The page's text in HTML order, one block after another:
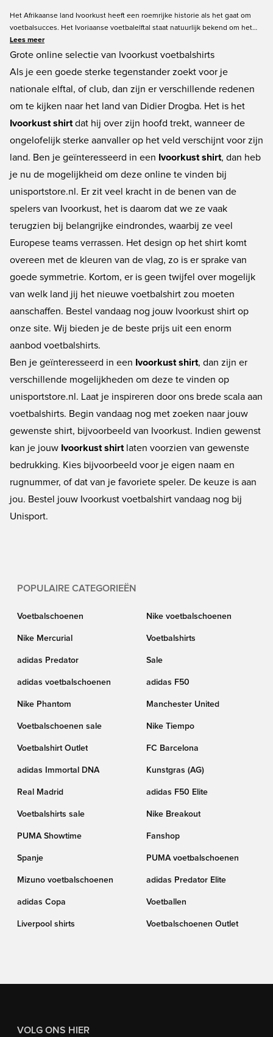
Het Afrikaanse land Ivoorkust heeft een roemrijke historie als het gaat om
voetbalsucces. Het Ivoriaanse voetbalelftal staat natuurlijk bekend om het
voortbrengen van een aantal grote historische spelers als Didier Drogba,
Salomon Kalou en Kolo Touré. Het Ivoorkust shirt bestel je natuurlijk bij
op je Ivoorkust voetbalshirt. Bekijk hieronder het grote assortiment op
unisportstore.nl.
Lees meer
Grote online selectie van Ivoorkust voetbalshirts
Als je een goede sterke tegenstander zoekt voor je
nationale elftal, of club, dan zijn er verschillende redenen
om te kijken naar het land van Didier Drogba. Het is het
Ivoorkust shirt dat hij over zijn hoofd trekt, wanneer de
ongelofelijk sterke aanvaller op het veld verschijnt voor zijn
land. Ben je geïnteresseerd in een Ivoorkust shirt, dan heb
je nu de mogelijkheid om deze online te vinden bij
unisportstore.nl. Er zit veel kracht in de benen van de
spelers van Ivoorkust, het is daarom dat we ze vaak
terugzien bij belangrijke eindrondes, waarbij ze veel
Europese teams verrassen. Het design op het shirt komt
overeen met de kleuren van de vlag, zo is er sprake van
goede symmetrie. Kortom, er is geen twijfel over mogelijk
van welk land jij het nieuwe voetbalshirt zou moeten
aanschaffen. Bestel vandaag nog jouw Ivoorkust shirt op
onze site. Wij bieden je de beste prijs uit een enorm
aanbod voetbalshirts.
Ben je geïnteresseerd in een Ivoorkust shirt, dan zijn er
verschillende mogelijkheden om deze te vinden op
unisportstore.nl. Laat je inspireren door ons brede scala aan
voetbalshirts. Begin vandaag nog met zoeken naar jouw
gewenste shirt, bijvoorbeeld van Ivoorkust. Indien gewenst
kan je jouw Ivoorkust shirt laten voorzien van gewenste
bedrukking. Kies bijvoorbeeld voor je eigen naam en
rugnummer, of dat van je favoriete speler. De keuze is aan
jou. Bestel jouw Ivoorkust voetbalshirt vandaag nog bij
Unisport.
POPULAIRE CATEGORIEËN
Voetbalschoenen Nike voetbalschoenen
Nike Mercurial Voetbalshirts
adidas Predator Sale
adidas voetbalschoenen adidas F50
Nike Phantom Manchester United
Voetbalschoenen sale Nike Tiempo
Voetbalshirt Outlet FC Barcelona
adidas Immortal DNA Kunstgras (AG)
Real Madrid adidas F50 Elite
Voetbalshirts sale Nike Breakout
PUMA Showtime Fanshop
Spanje PUMA voetbalschoenen
Mizuno voetbalschoenen adidas Predator Elite
adidas Copa Voetballen
Liverpool shirts Voetbalschoenen Outlet
VOLG ONS HIER